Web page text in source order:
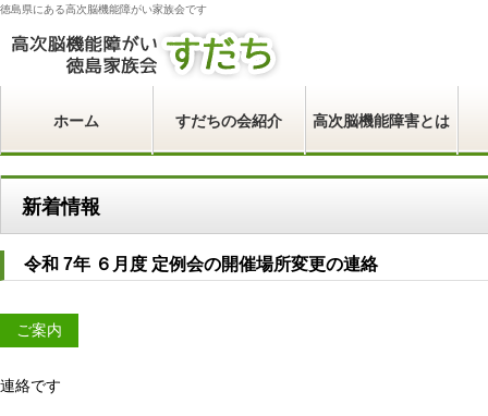
徳島県にある高次脳機能障がい家族会です
ホーム すだちの会紹介 高次脳機能障害とは
新着情報
令和 7年 ６月度 定例会の開催場所変更の連絡
ご案内
連絡です